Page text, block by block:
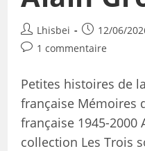
Lhisbei 12/06/
1 commentaire
Petites histoires de
française Mémoires
française 1945-2000
collection Les Trois